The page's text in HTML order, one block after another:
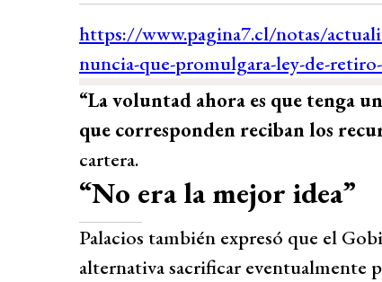
“La voluntad ahora es que tenga
que corresponden reciban los
cartera.
“No era la mejor idea”
Palacios también expresó que el
alternativa sacrificar eventualmente